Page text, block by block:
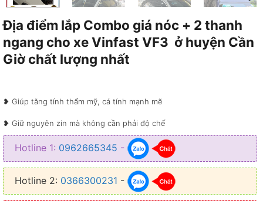
Địa điểm lắp Combo giá nóc + 2 thanh
ngang cho xe Vinfast VF3 ở huyện Cần
Giờ chất lượng nhất
❥ Giúp tăng tính thẩm mỹ, cá tính mạnh mẽ
❥ Giữ nguyên zin mà không cần phải độ chế
❥ Mở rộng không gian chứa đồ đạc, hàng hóa
❥ Chất lượng tốt, độ bền bỉ cao, chịu tải tốt
❥ Được làm từ hợp kim nhôm, thép không gỉ
Hotline 1: 0962665345 -
Hotline 2: 0366300231 -